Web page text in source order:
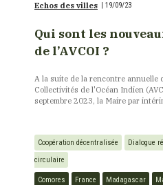
Echos des villes 19/09/23
Qui sont les
de l’AVCOI ?
A la suite de la rencontre annuelle
Collectivités de l'Océan Indien
septembre 2023, la Maire par
Coopération décentralisée Dialogue
circulaire
Comores France Madagascar